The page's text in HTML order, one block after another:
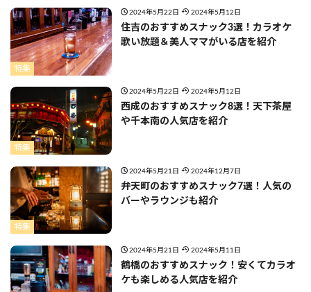
特集
2024年5月22日 2024年5月12日
住吉のおすすめスナック3選！カラオケ
歌い放題＆美人ママがいる店を紹介
特集
2024年5月22日 2024年5月12日
西成のおすすめスナック8選！天下茶屋
や千本南の人気店を紹介
特集
2024年5月21日 2024年12月7日
弁天町のおすすめスナック7選！人気の
バーやラウンジも紹介
2024年5月21日 2024年5月11日
鶴橋のおすすめスナック！安くてカラオ
ケも楽しめる人気店を紹介